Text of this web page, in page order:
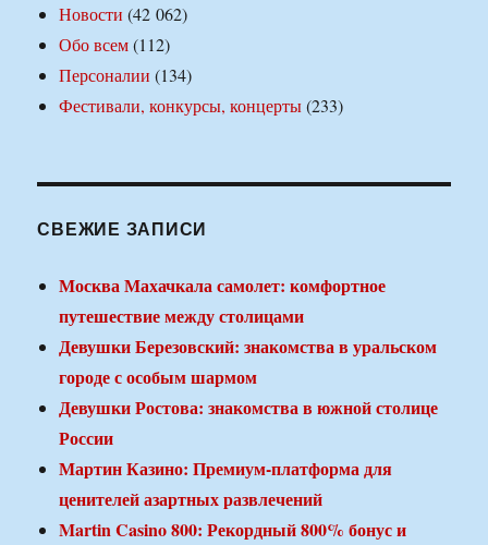
Новости (42 062)
Обо всем(112)
Персоналии (134)
Фестивали, конкурсы, концерты(233)
СВЕЖИЕ ЗАПИСИ
Москва Махачкала самолет: комфортное
путешествие между столицами
Девушки Березовский: знакомства в уральском
городе с особым шармом
Девушки Ростова: знакомства в южной столице
России
Мартин Казино: Премиум-платформа для
ценителей азартных развлечений
Martin Casino 800: Рекордный 800% бонус и